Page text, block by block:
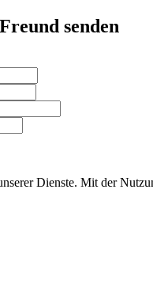
senden
Dienste. Mit der